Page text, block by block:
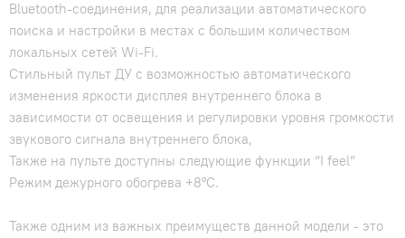
Bluetooth-соединения, для реализации автоматического
поиска и настройки в местах с большим количеством
локальных сетей Wi-Fi.
Стильный пульт ДУ с возможностью автоматического
изменения яркости дисплея внутреннего блока в
зависимости от освещения и регулировки уровня громкости
звукового сигнала внутреннего блока,
Также на пульте доступны следующие функции “I feel”
Режим дежурного обогрева +8°C.
Также одним из важных преимуществ данной модели - это